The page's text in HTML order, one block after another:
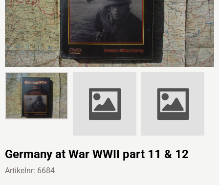
Germany at War WWII part 11 & 12
Artikelnr: 6684